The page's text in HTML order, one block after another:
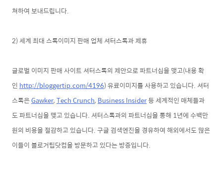
쳐하여 보내드립니다.
2) 세계 최대 스톡이미지 판매 업체 셔터스톡과 제휴
글로벌 이미지 판매 사이트 셔터스톡의 제안으로 파트너십을 맺고(내용 확
인 http://bloggertip.com/4196) 유료이미지를 사용하고 있습니다. 셔터
스톡은Gawker,Tech Crunch, Business Insider등 세계적인 매체들과
도 파트너십을 맺고 있습니다. 셔터스톡과의 파트너십을 통해 1년에 수백만
원의 비용을 절감하고 있습니다. 구글 검색엔진을경유하여해외에서도많은
이들이 블로거팁닷컴을 방문하고 있다는 방증입니다.